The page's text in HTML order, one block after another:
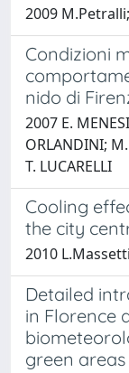
2009
Condizioni
nido di
2007 E.
ORLANDINI;
T. LUCARELLI
Cooling
the city
2010
Detailed
in Florence
green areas